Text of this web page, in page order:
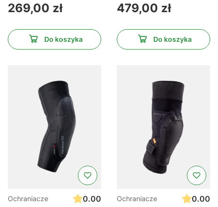
Cena
269,00 zł
Do koszyka
Cena
479,00 zł
Do koszyka
Ochraniacze
0.00
Ochraniacze
0.00